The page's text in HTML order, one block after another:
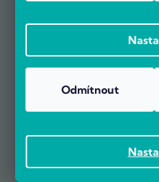
Odmítnout
Už více než 5000 zákazníků nás
Recenze zákazníků z